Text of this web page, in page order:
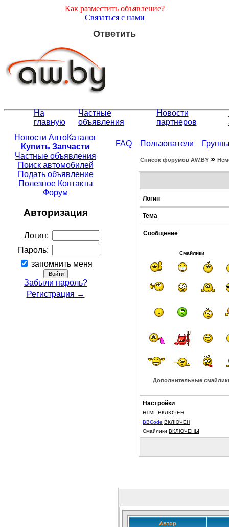
Как разместить объявление?
Связаться с нами
Ответить
На
главную
Частные
объявления
Новости
партнеров
Новости АвтоКаталог
Купить Запчасти
Частные объявления
Поиск автомобилей
Подать объявление
Полезное Контакты
Форум
Авторизация
Логин:
Пароль:
запомнить меня
Забыли пароль?
Регистрация →
FAQ Пользователи
Список форумов АW.BY »
Логин
Тема
Сообщение
Смайлики
Дополнительные
Настройки
HTML ВКЛЮЧЕН
BBCode ВКЛЮЧЕН
Смайлики ВКЛЮЧЕНЫ